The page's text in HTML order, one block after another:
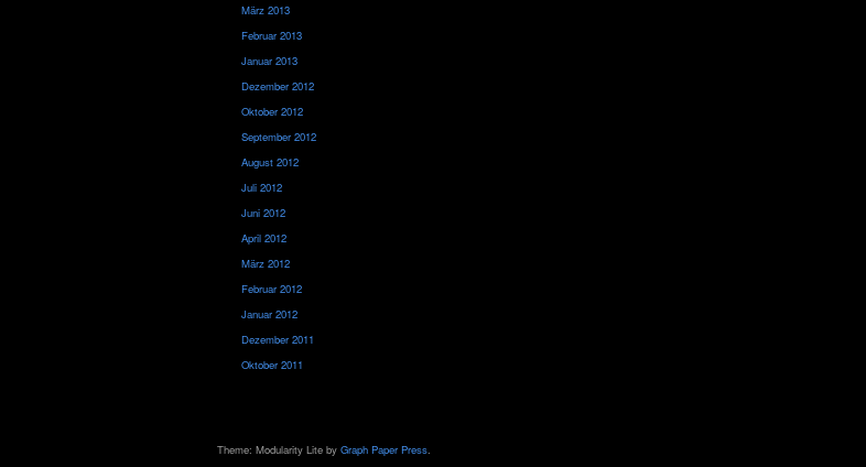
März 2013
Februar 2013
Januar 2013
Dezember 2012
Oktober 2012
September 2012
August 2012
Juli 2012
Juni 2012
April 2012
März 2012
Februar 2012
Januar 2012
Dezember 2011
Oktober 2011
Theme: Modularity Lite by Graph Paper Press.